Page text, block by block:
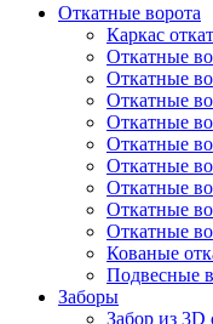
Откатные ворота
Каркас
Откатные
Откатные
Откатные
Откатные
Откатные
Откатные
Откатные
Откатные
Откатные
Кованые
Подвесные
Заборы
Забор из 3D